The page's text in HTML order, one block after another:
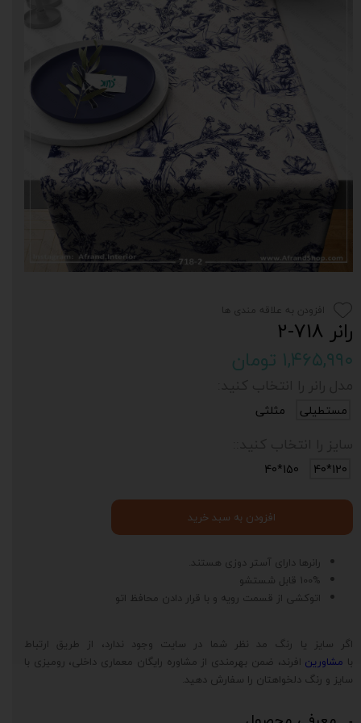
رانر 718-2
۱,۴۶۵,۹۹۰ تومان
رانرها دارای آستر دوزی هستند.
100% قابل شستشو
اتوکشی از قسمت رویه و با قرار دادن محافظ اتو
اگر سایز یا رنگ مد نظر شما در سایت وجود ندارد، از طریق ارتباط
با مشاورین افرند، ضمن بهرمندی از مشاوره رایگان معماری داخلی، رومیزی با
سایز و رنگ دلخواهتان را سفارش دهید.
مستطیلی مثلثی
120*40
150*40
افزودن به سبد خرید
افزودن به علاقه مندی ها